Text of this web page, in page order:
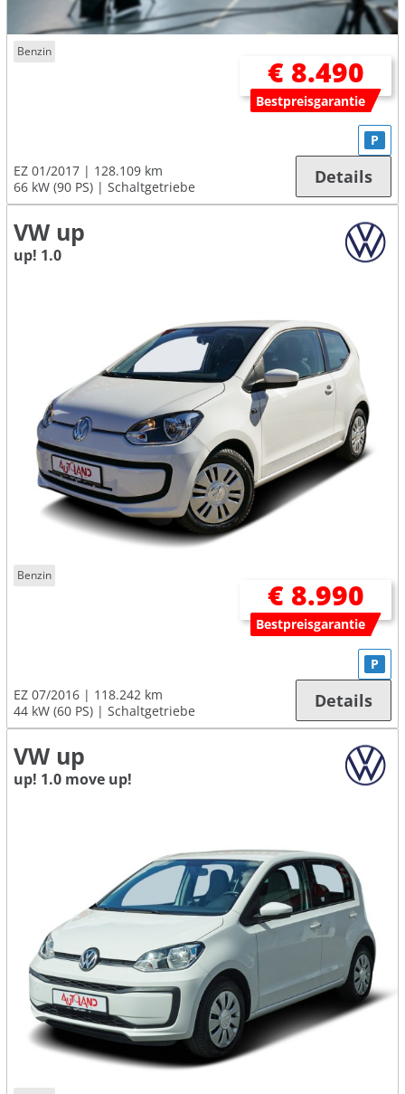
Benzin
€ 8.490
Bestpreisgarantie
EZ 01/2017
128.109 km
66 kW (90 PS)
Schaltgetriebe
P
Details
VW up
up! 1.0
Benzin
€ 8.990
Bestpreisgarantie
EZ 07/2016
118.242 km
44 kW (60 PS)
Schaltgetriebe
P
Details
VW up
up! 1.0 move up!